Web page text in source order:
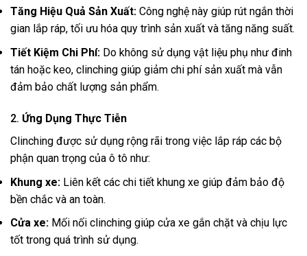
Tăng Hiệu Quả Sản Xuất: Công nghệ này giúp rút ngắn thời
gian lắp ráp, tối ưu hóa quy trình sản xuất và tăng năng suất.
Tiết Kiệm Chi Phí: Do không sử dụng vật liệu phụ như đinh
tán hoặc keo, clinching giúp giảm chi phí sản xuất mà vẫn
đảm bảo chất lượng sản phẩm.
2. Ứng Dụng Thực Tiễn
Clinching được sử dụng rộng rãi trong việc lắp ráp các bộ
phận quan trọng của ô tô như:
Khung xe: Liên kết các chi tiết khung xe giúp đảm bảo độ
bền chắc và an toàn.
Cửa xe: Mối nối clinching giúp cửa xe gắn chặt và chịu lực
tốt trong quá trình sử dụng.